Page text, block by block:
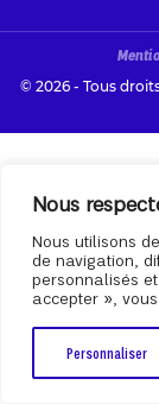
Nous
Nous utilisons
de navigation,
personnalisés
accepter »,
Personnaliser
© 2026 - Tous